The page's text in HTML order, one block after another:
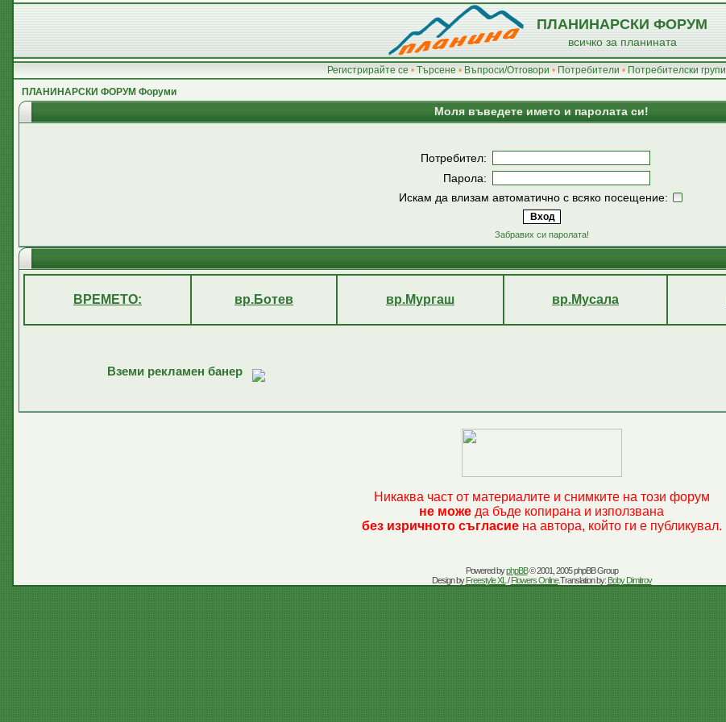
ПЛАНИНАРСКИ ФОРУМ
всичко за планината
Регистрирайте се • Търсене • Въпроси/Отговори • Потребители • Потребителски групи
ПЛАНИНАРСКИ ФОРУМ Форуми
Моля въведете името и паролата си!
Потребител:
Парола:
Искам да влизам автоматично с всяко посещение:
Забравих си паролата!
ВРЕМЕТО: вр.Ботев вр.Мургаш вр.Мусала
Вземи рекламен банер
Никаква част от материалите и снимките на този форум
не може да бъде копирана и използвана
без изричното съгласиена автора, който ги е публикувал.
Powered byphpBB© 2001, 2005 phpBB Group
Design byFreestyle XL /Flowers Online.Translation by: Boby Dimitrov